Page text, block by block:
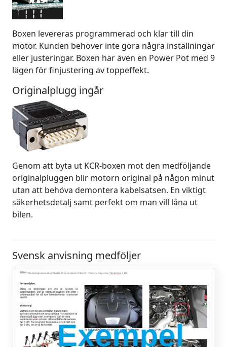
Boxen levereras programmerad och klar till din
motor. Kunden behöver inte göra några inställningar
eller justeringar. Boxen har även en Power Pot med 9
lägen för finjustering av toppeffekt.
Originalplugg ingår
Genom att byta ut KCR-boxen mot den medföljande
originalpluggen blir motorn original på någon minut
utan att behöva demontera kabelsatsen. En viktigt
säkerhetsdetalj samt perfekt om man vill låna ut
bilen.
Svensk anvisning medföljer